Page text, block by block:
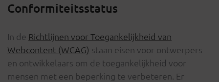
Conformiteitsstatus
In de Richtlijnen voor Toegankelijkheid van
Webcontent (WCAG) staan eisen voor ontwerpers
en ontwikkelaars om de toegankelijkheid voor
mensen met een beperking te verbeteren. Er